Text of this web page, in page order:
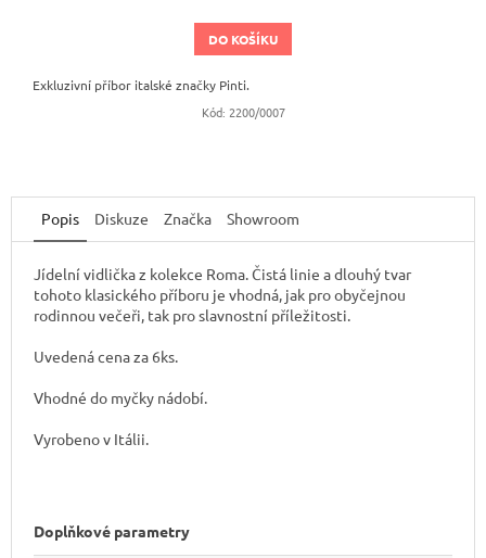
DO KOŠÍKU
Exkluzivní příbor italské značky Pinti.
Kód: 2200/0007
Popis Diskuze Značka Showroom
Jídelní vidlička z kolekce Roma. Čistá linie a dlouhý tvar
tohoto klasického příboru je vhodná, jak pro obyčejnou
rodinnou večeři, tak pro slavnostní příležitosti.
Uvedená cena za 6ks.
Vhodné do myčky nádobí.
Vyrobeno v Itálii.
Doplňkové parametry